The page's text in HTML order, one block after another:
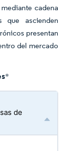
cadena
que ascienden
presentan
del mercado
*
de